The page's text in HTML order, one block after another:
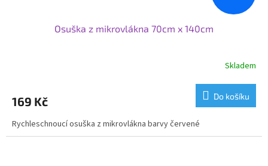
Osuška z mikrovlákna 70cm x 140cm
Skladem
169 Kč Do košíku
Rychleschnoucí osuška z mikrovlákna barvy červené